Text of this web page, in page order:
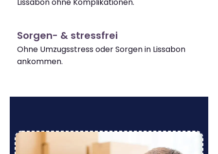
Lissabon ohne Komplikationen.
Sorgen- & stressfrei
Ohne Umzugsstress oder Sorgen in Lissabon
ankommen.